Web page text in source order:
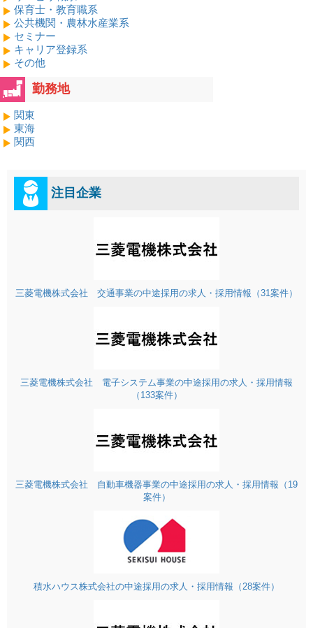
保育士・教育職系
公共機関・農林水産業系
セミナー
キャリア登録系
その他
勤務地
関東
東海
関西
注目企業
三菱電機株式会社 交通事業の中途採用の求人・採用情報（31案件）
三菱電機株式会社 電子システム事業の中途採用の求人・採用情報
（133案件）
三菱電機株式会社 自動車機器事業の中途採用の求人・採用情報（19
案件）
積水ハウス株式会社の中途採用の求人・採用情報（28案件）